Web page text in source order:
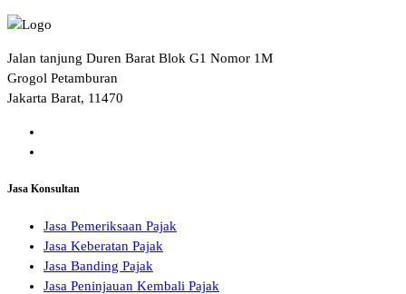
Jalan tanjung Duren Barat Blok G1 Nomor 1M
Grogol Petamburan
Jakarta Barat, 11470
Jasa Konsultan
Jasa Pemeriksaan Pajak
Jasa Keberatan Pajak
Jasa Banding Pajak
Jasa Peninjauan Kembali Pajak